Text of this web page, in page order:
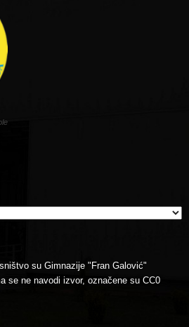
su Gimnazije "Fran Galović"
se ne navodi izvor, označene su CC0